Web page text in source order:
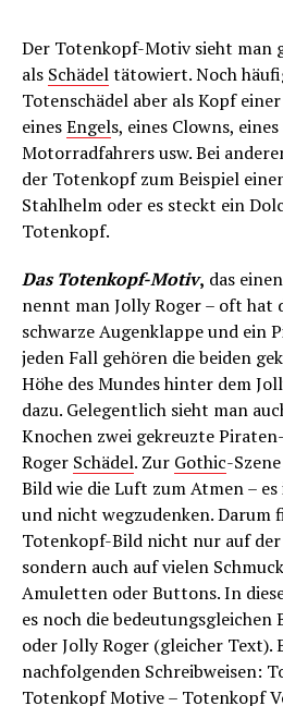
Der Totenkopf-Motiv sieht man
als Schädeltätowiert. Noch
Totenschädel aber als Kopf
einesEngels, eines Clowns,
Motorradfahrers usw. Bei
der Totenkopf zum Beispiel
Stahlhelm oder es steckt ein
Totenkopf.
Das Totenkopf-Motiv, das
nennt man Jolly Roger – oft hat
schwarze Augenklappe und ein
jeden Fall gehören die beiden
Höhe des Mundes hinter dem
dazu. Gelegentlich sieht man
Knochen zwei gekreuzte
Roger Schädel. Zur Gothic-
Bild wie die Luft zum Atmen –
und nicht wegzudenken. Darum
Totenkopf-Bild nicht nur auf der
sondern auch auf vielen
Amuletten oder Buttons. In
es noch die bedeutungsgleichen
oder Jolly Roger (gleicher Text).
nachfolgenden Schreibweisen:
Totenkopf Motive – Totenkopf